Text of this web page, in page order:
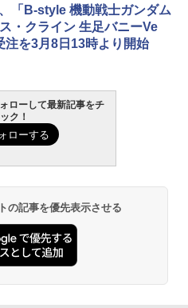
「B-style 機動戦士ガンダム
・クライン 生足バニーVe
注を3月8日13時より開始
ローして最新記事をチ
ク！
の記事を優先表示させる